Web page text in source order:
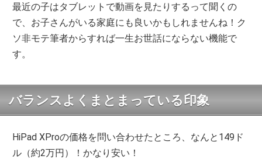
最近の子はタブレットで動画を見たりするって聞くの
で、お子さんがいる家庭にも良いかもしれませんね！ク
ソ非モテ筆者からすれば一生お世話にならない機能で
す。
バランスよくまとまっている印象
HiPad XProの価格を問い合わせたところ、なんと149ド
ル（約2万円）！かなり安い！